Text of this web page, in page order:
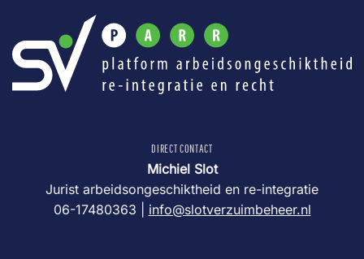
DIRECT CONTACT
Michiel Slot
Jurist arbeidsongeschiktheid en re-integratie
06-17480363 | info@slotverzuimbeheer.nl